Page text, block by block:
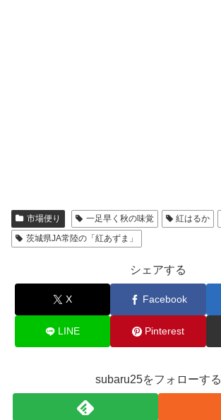
市場便り 一足早く秋の味覚 紅はるか
茨城県JA常陸の「紅あずま」
シェアする
X Facebook
LINE Pinterest
subaru25をフォローする